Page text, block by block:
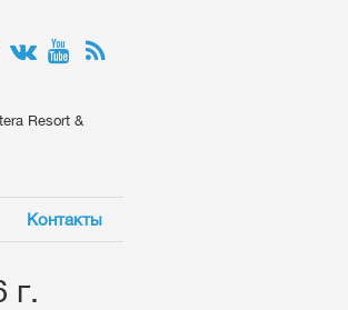
Resort &
Контакты
г.